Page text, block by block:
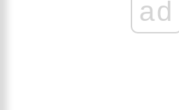
ad